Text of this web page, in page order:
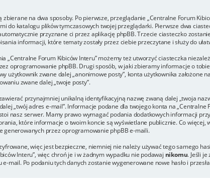
zbierane na dwa sposoby. Po pierwsze, przeglądanie „Centralne Forum
do katalogu plików tymczasowych twojej przeglądarki. Pierwsze dwa
przyznane ci przez aplikację phpBB. Trzecie ciasteczko
informacji, które tematy zostały przez ciebie przeczytane i służy do
„Centralne Forum Kibiców Interu” możemy też utworzyć ciasteczka
oprogramowanie phpBB. Drugi sposób, w jaki zbieramy informacje o
użytkownik zwane dalej „anonimowe posty”, konta użytkownika założone
zwane dalej „twoje posty”.
przynajmniej unikalną identyfikacyjną nazwę zwaną dalej „twoja
„twój adres e-mail”. Informacje podane dla twojego konta na
nasz serwer. Mamy prawo wymagać podania dodatkowych informacji
które informacje o twoim koncie są wyświetlane publicznie. Co więcej,
generowanych przez oprogramowanie phpBB e-maili.
więc jest bezpieczne, niemniej nie należy używać tego samego
Interu”, więc chroń je i w żadnym wypadku nie podawaj nikomu. Jeśli
e-mail. Po podaniu tych danych zostanie wygenerowane nowe hasło i